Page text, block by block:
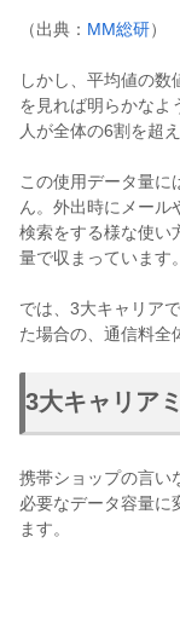
（出典： MM総研）
しかし、平均値の数
を見れば明らかなよ
人が全体の6割を超
この使用データ量に
ん。外出時にメール
検索をする様な使い
量で収まっています。
では、3大キャリア
た場合の、通信料全
3大キャリア
携帯ショップの言い
必要なデータ容量に
ます。